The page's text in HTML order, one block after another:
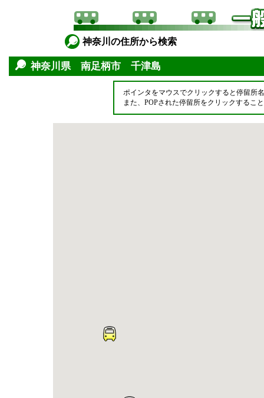
神奈川の住所から検索
神奈川県 南足柄市 千津島
ポインタをマウスでクリックすると停留所
また、POPされた停留所をクリックするこ